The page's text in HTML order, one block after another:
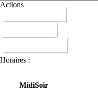
Actions
Horaires :
MidiSoir